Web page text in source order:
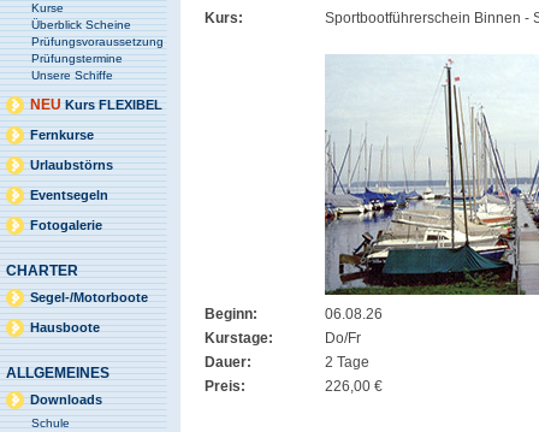
Kurse
Überblick Scheine
Prüfungsvoraussetzung
Prüfungstermine
Unsere Schiffe
NEUKurs FLEXIBEL
Fernkurse
Urlaubstörns
Eventsegeln
Fotogalerie
CHARTER
Segel-/Motorboote
Hausboote
ALLGEMEINES
Downloads
Schule
Kurs: Sportbootführerschein Binnen -
Beginn:
06.08.26
Kurstage:
Do/Fr
Dauer:
2 Tage
Preis:
226,00 €